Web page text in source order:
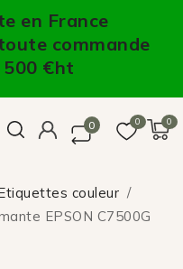
en France
commande
500 €ht
0
0
0
couleur
EPSON C7500G